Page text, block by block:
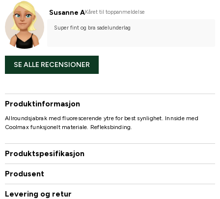
Susanne AKåret til toppanmeldelse
Super fint og bra sadelunderlag
SE ALLE RECENSIONER
Produktinformasjon
Allroundsjabrak med fluorescerende ytre for best synlighet. Innside med
Coolmax funksjonelt materiale. Refleksbinding.
Produktspesifikasjon
Produsent
Levering og retur